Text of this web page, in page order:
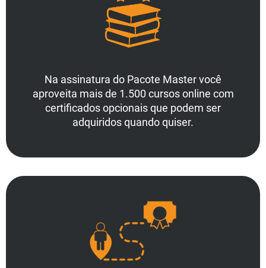
Na assinatura do Pacote Master você
aproveita mais de 1.500 cursos online com
certificados opcionais que podem ser
adquiridos quando quiser.